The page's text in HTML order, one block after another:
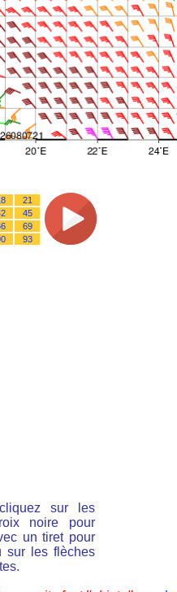
21
45
69
93
sur les
noire pour
un tiret pour
sur les flèches